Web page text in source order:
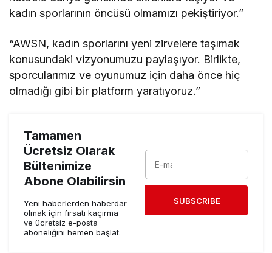
kadın sporlarının öncüsü olmamızı pekiştiriyor.”
“AWSN, kadın sporlarını yeni zirvelere taşımak
konusundaki vizyonumuzu paylaşıyor. Birlikte,
sporcularımız ve oyunumuz için daha önce hiç
olmadığı gibi bir platform yaratıyoruz.”
Tamamen
Ücretsiz Olarak
Bültenimize
Abone Olabilirsin
Yeni haberlerden haberdar
olmak için fırsatı kaçırma
ve ücretsiz e-posta
aboneliğini hemen başlat.
SUBSCRIBE